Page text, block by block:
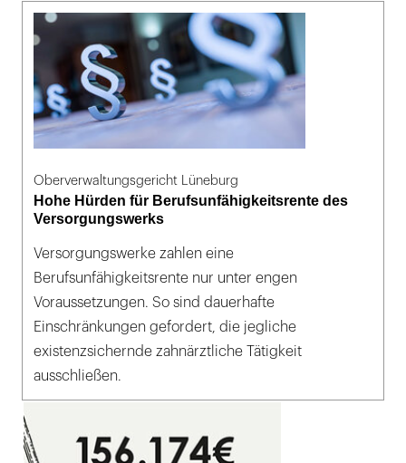
Oberverwaltungsgericht Lüneburg
Hohe Hürden für Berufsunfähigkeitsrente des
Versorgungswerks
Versorgungswerke zahlen eine
Berufsunfähigkeitsrente nur unter engen
Voraussetzungen. So sind dauerhafte
Einschränkungen gefordert, die jegliche
existenzsichernde zahnärztliche Tätigkeit
ausschließen.